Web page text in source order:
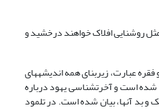
روشنایی افلاک خواهند درخشید و
است در سنت یهودی اعتقاد به جاودانگی از میل به عدل الهی متولد شده است (پیترز،1384 ،3: 459). این دو فقره عبارت، زیربنای همه اندیشه‏های
شده است و آخرت‏شناسی یهود درباره
بد آنها، بیان شده است. در تلمود